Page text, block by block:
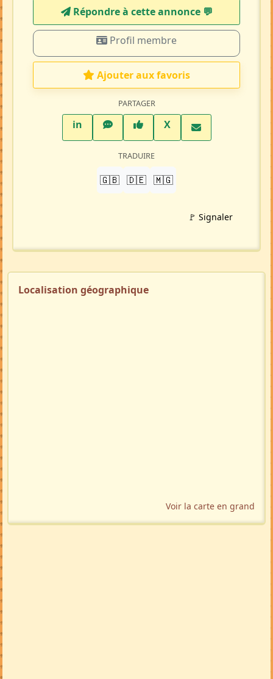
Répondre à cette annonce 💬​
Profil membre
Ajouter aux favoris
PARTAGER
inLinkedInWhatsAppFacebook
XTwitter X
TRADUIRE
🇬🇧 🇩🇪 🇲🇬
🚩 Signaler
Localisation géographique
Voir la carte en grand